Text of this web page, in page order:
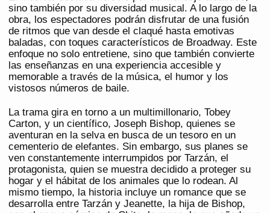
sino también por su diversidad musical. A lo largo de la
obra, los espectadores podrán disfrutar de una fusión
de ritmos que van desde el claqué hasta emotivas
baladas, con toques característicos de Broadway. Este
enfoque no solo entretiene, sino que también convierte
las enseñanzas en una experiencia accesible y
memorable a través de la música, el humor y los
vistosos números de baile.
La trama gira en torno a un multimillonario, Tobey
Carton, y un científico, Joseph Bishop, quienes se
aventuran en la selva en busca de un tesoro en un
cementerio de elefantes. Sin embargo, sus planes se
ven constantemente interrumpidos por Tarzán, el
protagonista, quien se muestra decidido a proteger su
hogar y el hábitat de los animales que lo rodean. Al
mismo tiempo, la historia incluye un romance que se
desarrolla entre Tarzán y Jeanette, la hija de Bishop,